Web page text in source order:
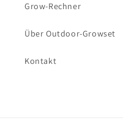
Grow-Rechner
Über Outdoor-Growset
Kontakt